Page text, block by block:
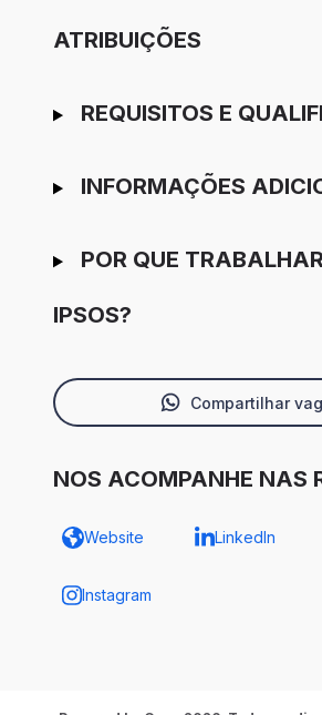
ATRIBUIÇÕES
REQUISITOS E
INFORMAÇÕES
POR QUE
IPSOS?
Compartilhar
NOS ACOMPANHE NAS
Website LinkedIn
Instagram